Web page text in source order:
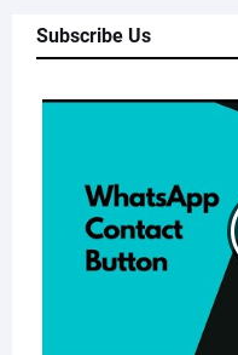
Subscribe Us